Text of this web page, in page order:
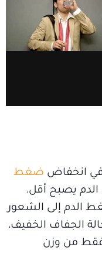
انخفاض ضغط
يصبح أقل.
الدم إلى الشعور
الجفاف الخفيف،
من 1% إلى 2% فقط من وزن